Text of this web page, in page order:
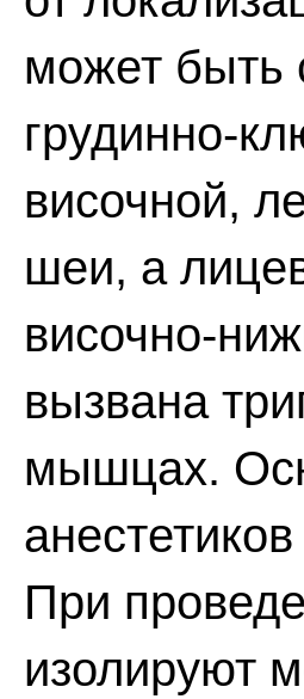
может быть
грудинно-
височной,
шеи, а
височно-
вызвана
мышцах.
При
изолируют